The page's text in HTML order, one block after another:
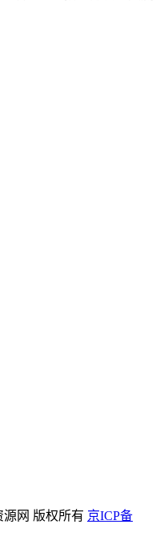
源网 版权所有 京ICP备